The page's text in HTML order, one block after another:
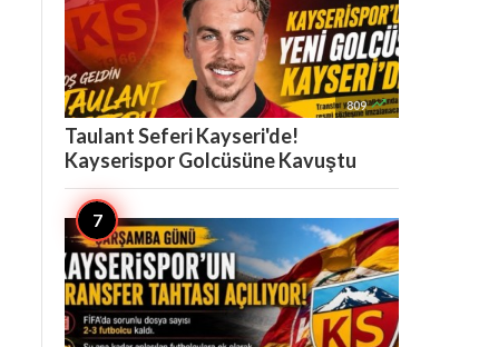
809 
Taulant Seferi Kayseri'de!
Kayserispor Golcüsüne Kavuştu